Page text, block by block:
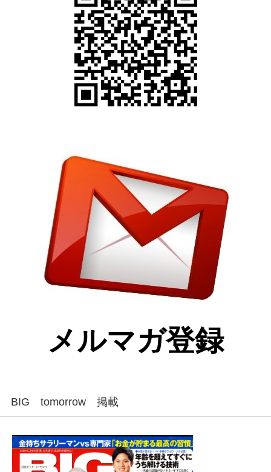
メルマガ登録
BIG tomorrow 掲載